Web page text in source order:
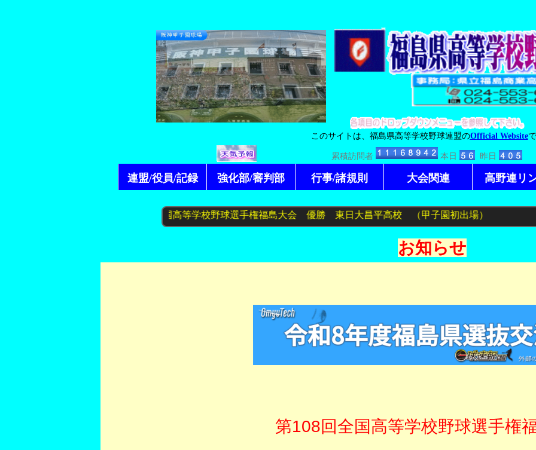
このサイトは、福島県高等学校野球連盟のOfficial Website
連盟/役員/記録 強化部/審判部 行事/諸規則 大会関連 高野連リ
お知らせ
第108回全国高等学校野球選手権